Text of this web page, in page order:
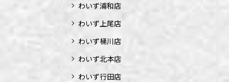
わいず浦和店
わいず上尾店
わいず桶川店
わいず北本店
わいず行田店